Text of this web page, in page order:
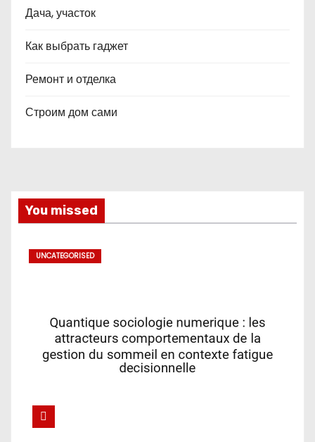
Дача, участок
Как выбрать гаджет
Ремонт и отделка
Строим дом сами
You missed
UNCATEGORISED